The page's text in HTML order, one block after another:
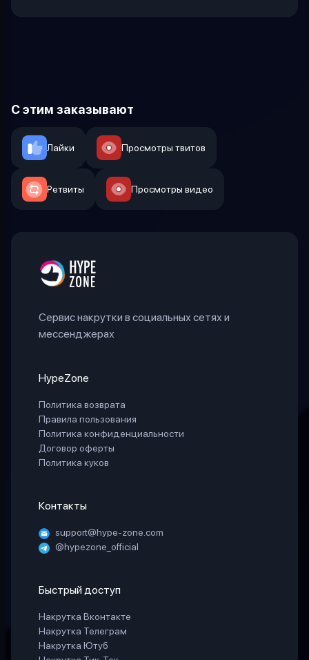
С этим заказывают
Лайки Просмотры твитов
Ретвиты Просмотры видео
Сервис накрутки в социальных сетях и
мессенджерах
HypeZone
Политика возврата
Правила пользования
Политика конфиденциальности
Договор оферты
Политика куков
Контакты
support@hype-zone.com
@hypezone_official
Быстрый доступ
Накрутка Вконтакте
Накрутка Телеграм
Накрутка Ютуб